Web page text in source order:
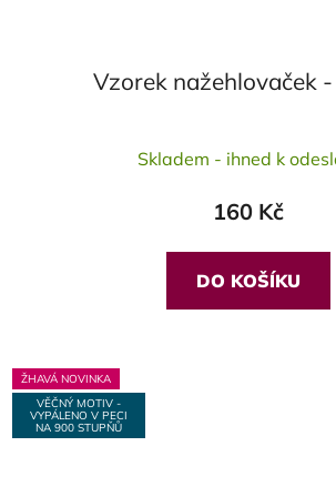
Vzorek nažehlovaček
Skladem - ihned k
160 Kč
DO KOŠÍKU
ŽHAVÁ NOVINKA
VĚČNÝ MOTIV -
VYPÁLENO V PECI
NA 900 STUPŇŮ